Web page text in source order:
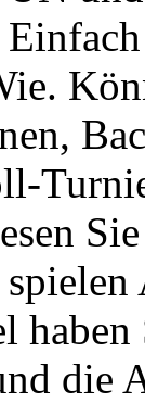
die